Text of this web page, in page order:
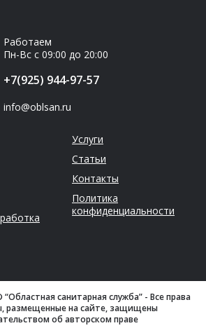
Работаем
Пн-Вс с 09:00 до 20:00
+7(925) 944-97-57
info@oblsan.ru
Услуги
Статьи
Контакты
Политика
конфиденциальности
санитарная служба” - Все права
размещенные на сайте, защищены
об авторском праве